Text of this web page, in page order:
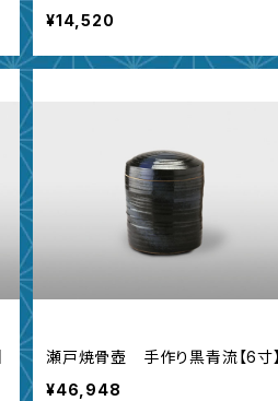
¥14,520
瀬戸焼骨壺 手作り黒青流【6寸】
¥46,948